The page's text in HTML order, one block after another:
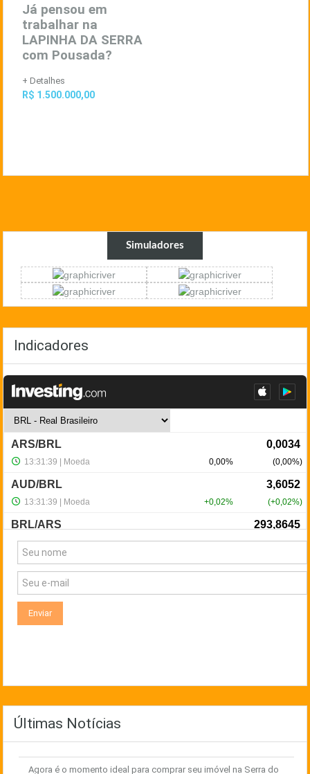
Já pensou em
trabalhar na
LAPINHA DA SERRA
com Pousada?
+ Detalhes
R$ 1.500.000,00
Simuladores
Indicadores
NewsLetter
Últimas Notícias
Agora é o momento ideal para comprar seu imóvel na Serra do